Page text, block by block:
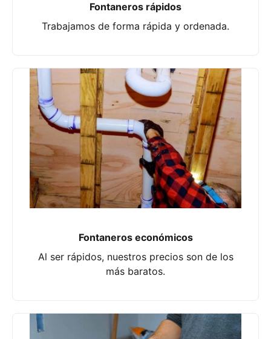
Fontaneros rápidos
Trabajamos de forma rápida y ordenada.
Fontaneros económicos
Al ser rápidos, nuestros precios son de los
más baratos.